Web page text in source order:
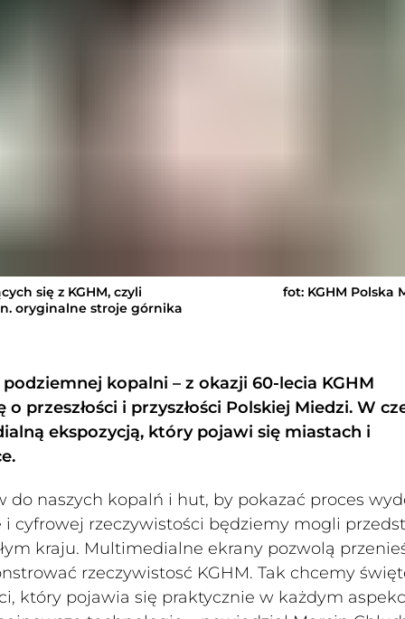
się z KGHM, czyli
oryginalne stroje górnika
fot: KGHM Polska
kopalni – z okazji 60-lecia KGHM
przeszłości i przyszłości Polskiej Miedzi. W
ekspozycją, który pojawi się miastach i
do naszych kopalń i hut, by pokazać proces
cyfrowej rzeczywistości będziemy mogli
kraju. Multimedialne ekrany pozwolą
rzeczywistosć KGHM. Tak chcemy
który pojawia się praktycznie w każdym